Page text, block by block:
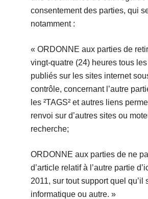
consentement des parties, qui
notamment :
« ORDONNE aux parties de
vingt-quatre (24) heures tous
publiés sur les sites internet
contrôle, concernant l’autre
les ²TAGS² et autres liens
renvoi sur d’autres sites ou
recherche;
ORDONNE aux parties de ne
d’article relatif à l’autre partie
2011, sur tout support quel qu’il
informatique ou autre. »